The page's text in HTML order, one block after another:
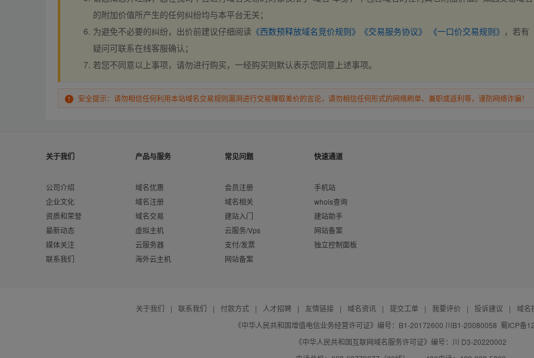
的附加价值所产生的任何纠纷均与本平台无关；
为避免不必要的纠纷，出价前建议仔细阅读 《西数预释放域名竞价规则》 《交易服务协议》 《一口价交易规则》 ，若有
疑问可联系在线客服确认；
若您不同意以上事项，请勿进行购买，一经购买则默认表示您同意上述事项。
安全提示：请勿相信任何利用本站域名交易规则漏洞进行交易赚取差价的言论，请勿相信任何形式的网络刷单、兼职或返利等，谨防网络诈骗！
关于我们
公司介绍
企业文化
资质和荣誉
最新动态
媒体关注
联系我们
产品与服务
域名优惠
域名注册
域名交易
虚拟主机
云服务器
海外云主机
常见问题
会员注册
域名相关
建站入门
云服务/Vps
支付/发票
网站备案
快速通道
手机站
whois查询
建站助手
网站备案
独立控制面板
关于我们 | 联系我们 | 付款方式 | 人才招聘 | 友情链接 | 域名资讯 | 提交工单 | 我要评价 | 投诉建议 |
域名
《中华人民共和国增值电信业务经营许可证》编号：B1-20172600 川B1-20080058 蜀ICP备
《中华人民共和国互联网域名服务许可证》编号：川 D3-20220002